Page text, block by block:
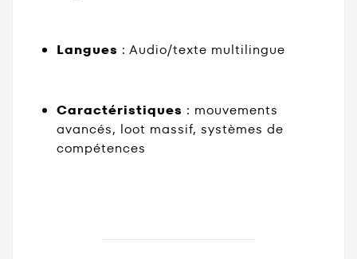
Langues : Audio/texte multilingue
Caractéristiques : mouvements
avancés, loot massif, systèmes de
compétences